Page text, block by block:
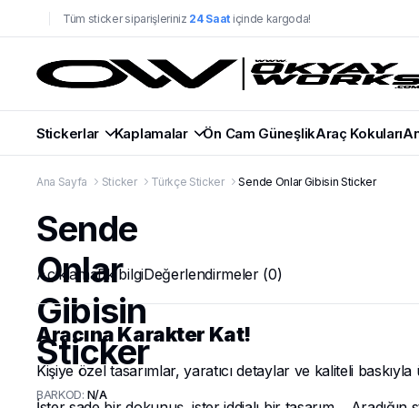
Tüm sticker siparişleriniz 24 Saat içinde kargoda!
Stickerlar Kaplamalar Ön Cam GüneşlikAraç Kokuları
Ana Sayfa Sticker Türkçe Sticker Sende Onlar Gibisin Sticker
Sende
Onlar
Gibisin
Sticker
BARKOD: N/A
AçıklamaEk bilgiDeğerlendirmeler (0)
Aracına Karakter Kat!
Kişiye özel tasarımlar, yaratıcı detaylar ve kaliteli